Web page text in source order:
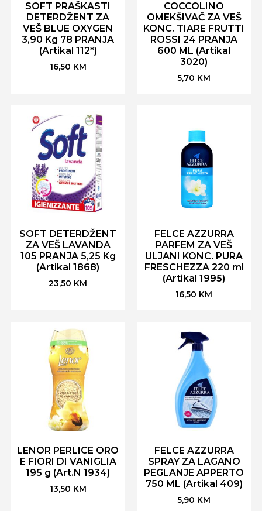
SOFT PRAŠKASTI
DETERDŽENT ZA
VEŠ BLUE OXYGEN
3,90 Kg 78 PRANJA
(Artikal 112*)
16,50 KM
COCCOLINO
OMEKŠIVAČ ZA VEŠ
KONC. TIARE FRUTTI
ROSSI 24 PRANJA
600 ML (Artikal
3020)
5,70 KM
SOFT DETERDŽENT
ZA VEŠ LAVANDA
105 PRANJA 5,25 Kg
(Artikal 1868)
23,50 KM
FELCE AZZURRA
PARFEM ZA VEŠ
ULJANI KONC. PURA
FRESCHEZZA 220 ml
(Artikal 1995)
16,50 KM
LENOR PERLICE ORO
E FIORI DI VANIGLIA
195 g (Art.N 1934)
13,50 KM
FELCE AZZURRA
SPRAY ZA LAGANO
PEGLANJE APPERTO
750 ML (Artikal 409)
5,90 KM